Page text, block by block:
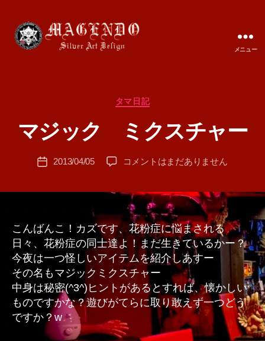
メニュー
カ
ゴ
リ
タマ日記
マジック ミクスチャー
成
者
T
A
投
2013/04/05
マ
ク
ミ
ク
ス
チ
ャ
ー
へ
の
コメントはまだありません
こんばんこ！カズです、花粉症に悩まされる
日々、花粉症の同士達よ！まだ生きているかー？
今夜は一つ怪しいアイテムを紹介しあすー
その名もマジックミクスチャー
中身は秘密(^3^)ヒントがあるとすれば、懐かしい
ものですかな？遊びがてらに取り敢えず一つどう
ですか？w